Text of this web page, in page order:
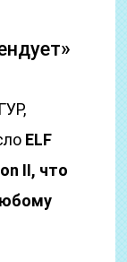
ELF
II, что